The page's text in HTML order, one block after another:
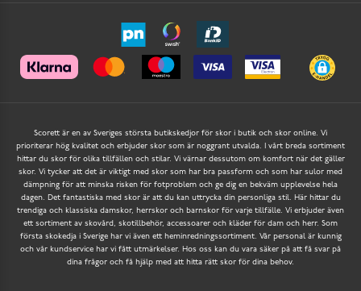
Scorett är en av Sveriges största butikskedjor för skor i butik och skor online. Vi
prioriterar hög kvalitet och erbjuder skor som är noggrant utvalda. I vårt breda sortiment
hittar du skor för olika tillfällen och stilar. Vi värnar dessutom om komfort när det gäller
skor. Vi tycker att det är viktigt med skor som har bra passform och som har sulor med
dämpning för att minska risken för fotproblem och ge dig en bekväm upplevelse hela
dagen. Det fantastiska med skor är att du kan uttrycka din personliga stil. Här hittar du
trendiga och klassiska damskor, herrskor och barnskor för varje tillfälle. Vi erbjuder även
ett sortiment av skovård, skotillbehör, accessoarer och kläder för dam och herr. Som
första skokedja i Sverige har vi även ett heminredningssortiment. Vår personal är kunnig
och vår kundservice har vi fått utmärkelser. Hos oss kan du vara säker på att få svar på
dina frågor och få hjälp med att hitta rätt skor för dina behov.